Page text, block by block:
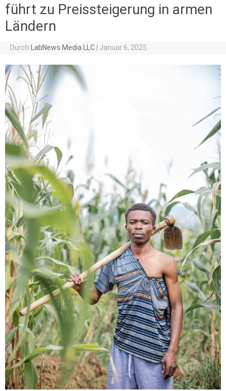
führt zu Preissteigerung in armen
Ländern
Durch LabNews Media LLC Januar 6, 2025